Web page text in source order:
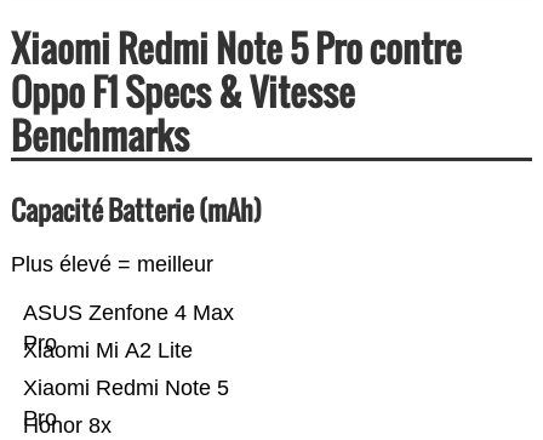
Xiaomi Redmi Note 5 Pro contre
Oppo F1 Specs & Vitesse
Benchmarks
Capacité Batterie (mAh)
Plus élevé = meilleur
Honor 8x
Xiaomi Redmi Note 5
Pro
Xiaomi Mi A2 Lite
ASUS Zenfone 4 Max
Pro